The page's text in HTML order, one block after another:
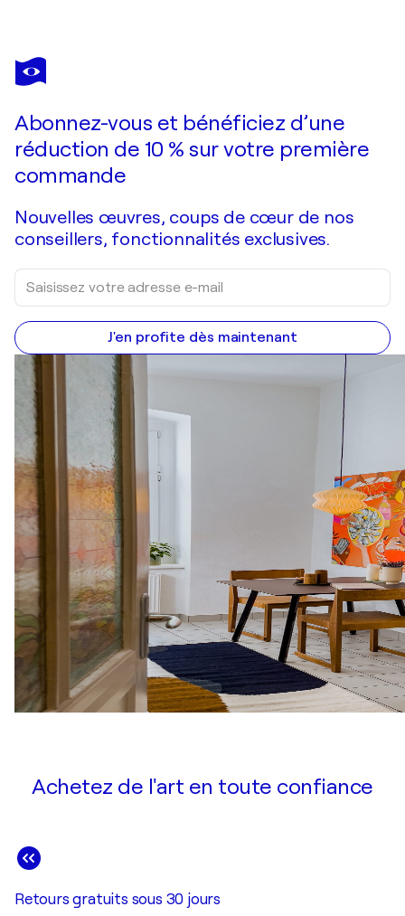
ALEX KLAS
Apples
Abonnez-vous et bénéficiez d’une
réduction de 10 % sur votre première
commande
Nouvelles œuvres, coups de cœur de nos
conseillers, fonctionnalités exclusives.
J'en profite dès maintenant
Achetez de l'art en toute confiance
Retours gratuits sous 30 jours